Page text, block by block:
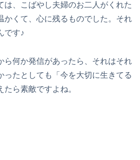
は、こばやし夫婦のお二人がくれた
かくて、心に残るものでした。それ
です♪
ら何か発信があったら、それはそれ
ったとしても「今を大切に生きてる
ら素敵ですよね。